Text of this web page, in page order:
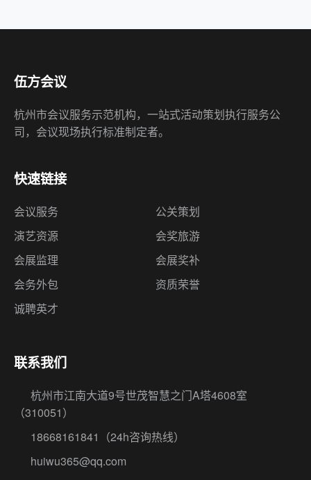
会议服务
公关策划
会展监理
会务外包
资质荣誉
诚聘英才
联系我们
杭州市江南大道9号世茂智慧之门A塔4608室
18668161841
留言反馈